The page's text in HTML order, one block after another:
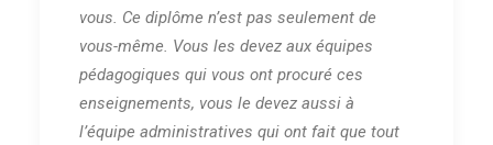
vous. Ce diplôme n’est pas seulement de
vous-même. Vous les devez aux équipes
pédagogiques qui vous ont procuré ces
enseignements, vous le devez aussi à
l’équipe administratives qui ont fait que tout